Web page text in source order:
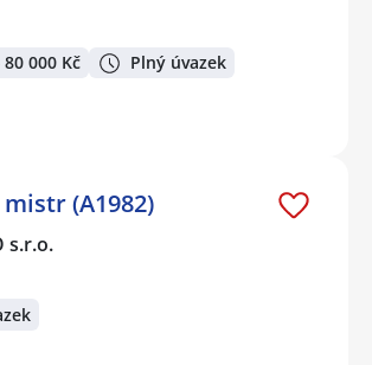
000 Kč Plný úvazek
(A1982)
s.r.o.